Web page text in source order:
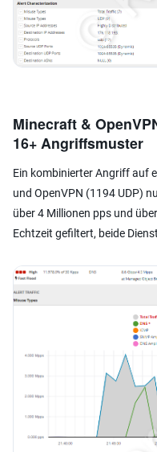
Minecraft &
16+ Angriffsmuster
Ein kombinierter Angriff auf
und OpenVPN (1194 UDP)
über 4 Millionen pps und
Echtzeit gefiltert, beide